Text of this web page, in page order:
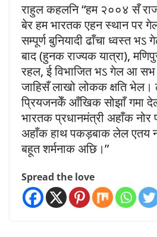
राहुल कहलनि “हम २००४ सँ
बेर हम भारतक एहन स्थान पर
सम्पूर्ण बुनियादी ढाँचा ध्वस्त
बाद (हुनक राज्यक यात्रा),
रहल, ई विभाजित भऽ गेल आ सभ
जाहिसँ लाखो लोकक क्षति
प्रियजनकेँ आँखिक सोझाँ गमा
भारतक प्रधानमंत्री अहाँक
अहाँक हाथ पकड़बाक लेल एतय
बहूत शर्मनाक अछि।”
Spread the love